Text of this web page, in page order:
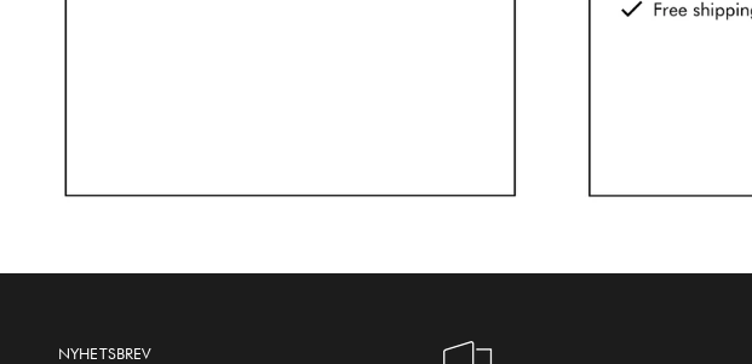
NYHETSBREV